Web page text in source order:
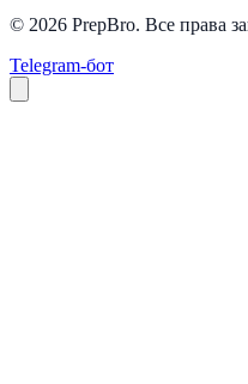
© 2026 PrepBro. Все права
Telegram-бот